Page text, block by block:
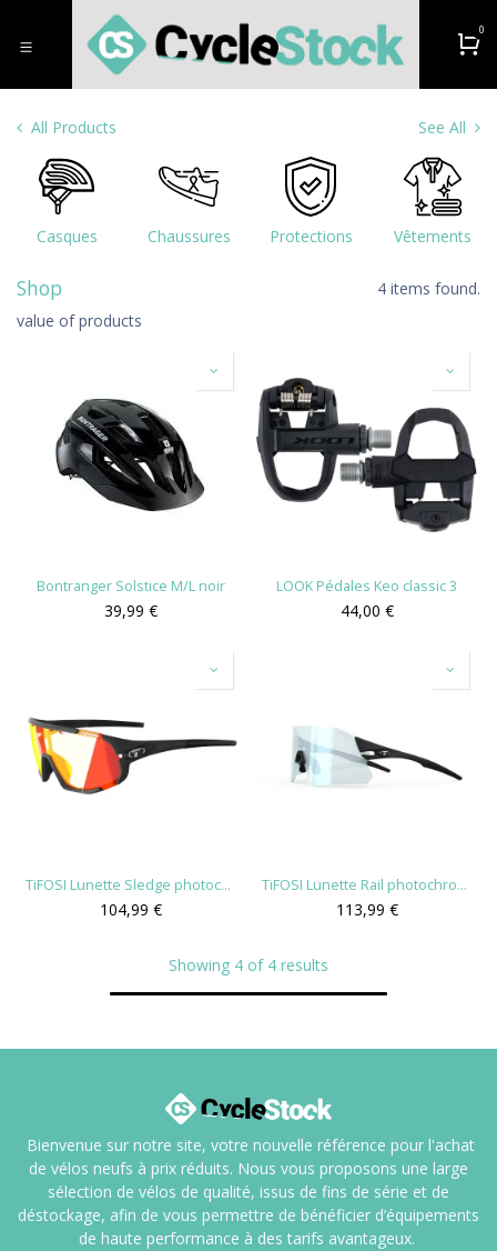
0
All Products See All
Casques Chaussures Protections Vêtements
Shop
4 items found.
value of products
Bontranger Solstice M/L noir
39,99 €
LOOK Pédales Keo classic 3
44,00 €
TiFOSI Lunette Sledge photochromique
104,99 €
TiFOSI Lunette Rail photochromique
113,99 €
Showing 4 of 4 results
Bienvenue sur notre site, votre nouvelle référence pour l'achat
de vélos neufs à prix réduits. Nous vous proposons une large
sélection de vélos de qualité, issus de fins de série et de
déstockage, afin de vous permettre de bénéficier d’équipements
de haute performance à des tarifs avantageux.